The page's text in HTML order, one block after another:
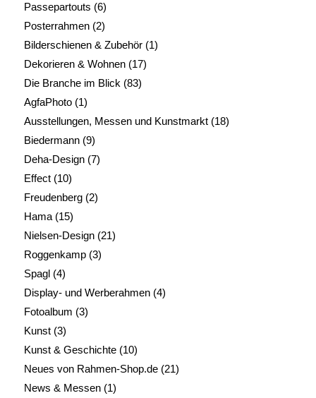
Passepartouts (6)
Posterrahmen(2)
Bilderschienen & Zubehör(1)
Dekorieren & Wohnen(17)
Die Branche im Blick (83)
AgfaPhoto(1)
Ausstellungen, Messen und Kunstmarkt(18)
Biedermann(9)
Deha-Design(7)
Effect(10)
Freudenberg(2)
Hama(15)
Nielsen-Design(21)
Roggenkamp(3)
Spagl(4)
Display- und Werberahmen(4)
Fotoalbum (3)
Kunst(3)
Kunst & Geschichte(10)
Neues von Rahmen-Shop.de(21)
News & Messen(1)